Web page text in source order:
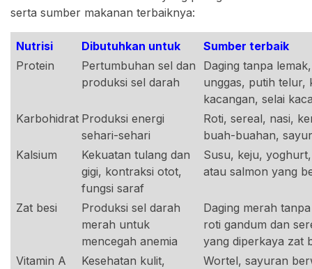
serta sumber makanan terbaiknya:
Nutrisi Dibutuhkan untuk
Sumber terbaik
Protein
Pertumbuhan sel dan
produksi sel darah
Daging tanpa
unggas, putih telur,
kacangan, selai
Karbohidrat Produksi energi
sehari-sehari
Roti, sereal, nasi,
buah-buahan,
Kalsium
Kekuatan tulang dan
gigi, kontraksi otot,
fungsi saraf
Susu, keju,
atau salmon yang
Zat besi
Produksi sel darah
merah untuk
mencegah anemia
Daging merah
roti gandum dan
yang diperkaya zat
Vitamin A
Kesehatan kulit,
Wortel, sayuran